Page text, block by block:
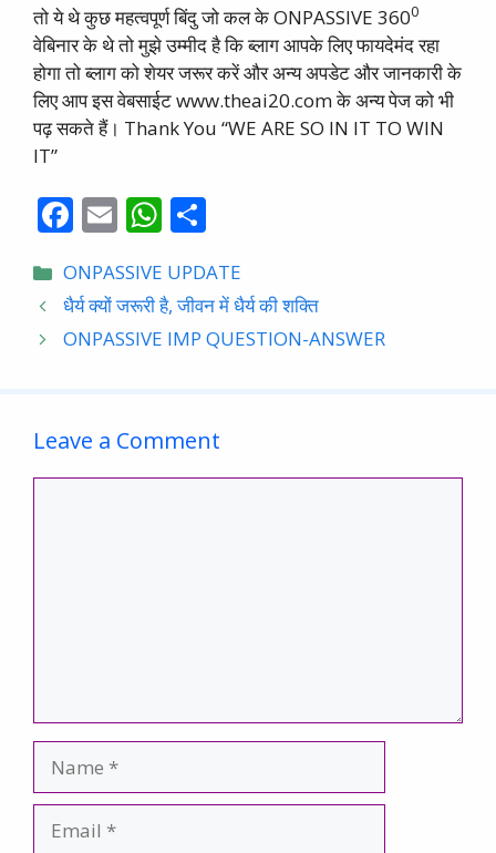
तो ये थे कुछ महत्वपूर्ण बिंदु जो कल के ONPASSIVE 3600
वेबिनार के थे तो मुझे उम्मीद है कि ब्लाग आपके लिए फायदेमंद रहा
होगा तो ब्लाग को शेयर जरूर करें और अन्य अपडेट और जानकारी के
लिए आप इस वेबसाईट www.theai20.com के अन्य पेज को भी
पढ़ सकते हैं। Thank You “WE ARE SO IN IT TO WIN
IT”
F
e
b
o
k
E
ai
l
W
at
s
A
p
ar
e
Categories
ONPASSIVE UPDATE
धैर्य क्यों जरूरी है, जीवन में धैर्य की शक्ति
ONPASSIVE IMP QUESTION-ANSWER
Leave a Comment